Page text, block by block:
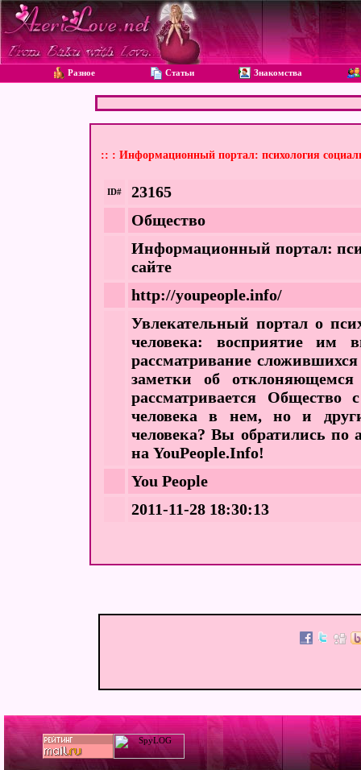
Разное Статьи Знакомства
:: : Информационный портал: психология
ID#
23165
Общество
Информационный портал:
сайте
http://youpeople.info/
Увлекательный портал о
человека: восприятие им
рассматривание
заметки об
рассматривается Общество
человека в нем, но и
человека? Вы обратились
на YouPeople.Info!
You People
2011-11-28 18:30:13